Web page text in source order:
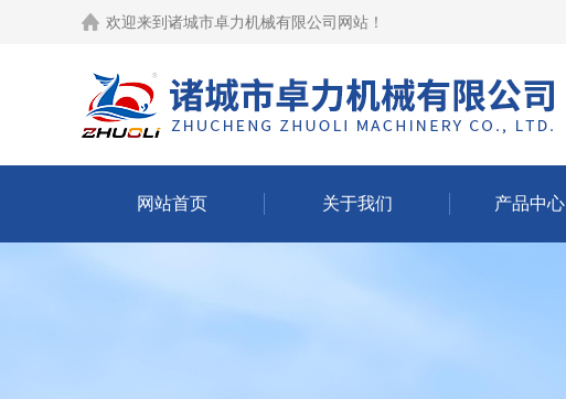
欢迎来到 诸城市卓力机械有限公司网站 ！
网站首页 关于我们 产品中心